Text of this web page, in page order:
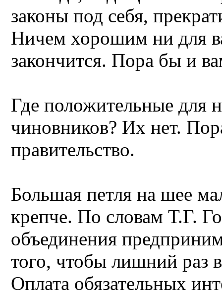
законы под себя,
Ничем хорошим ни для
закончится. Пора бы и
Где положительные для
чиновников? Их нет.
правительство.
Большая петля на шее
крепче. По словам Т.Г.
объединения
того, чтобы лишний раз
Оплата обязательных